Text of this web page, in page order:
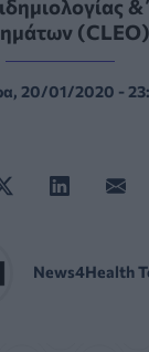
20/01/2020 -
News4Health